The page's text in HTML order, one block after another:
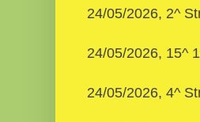
24/05/2026, 2^
24/05/2026, 15^
24/05/2026, 4^